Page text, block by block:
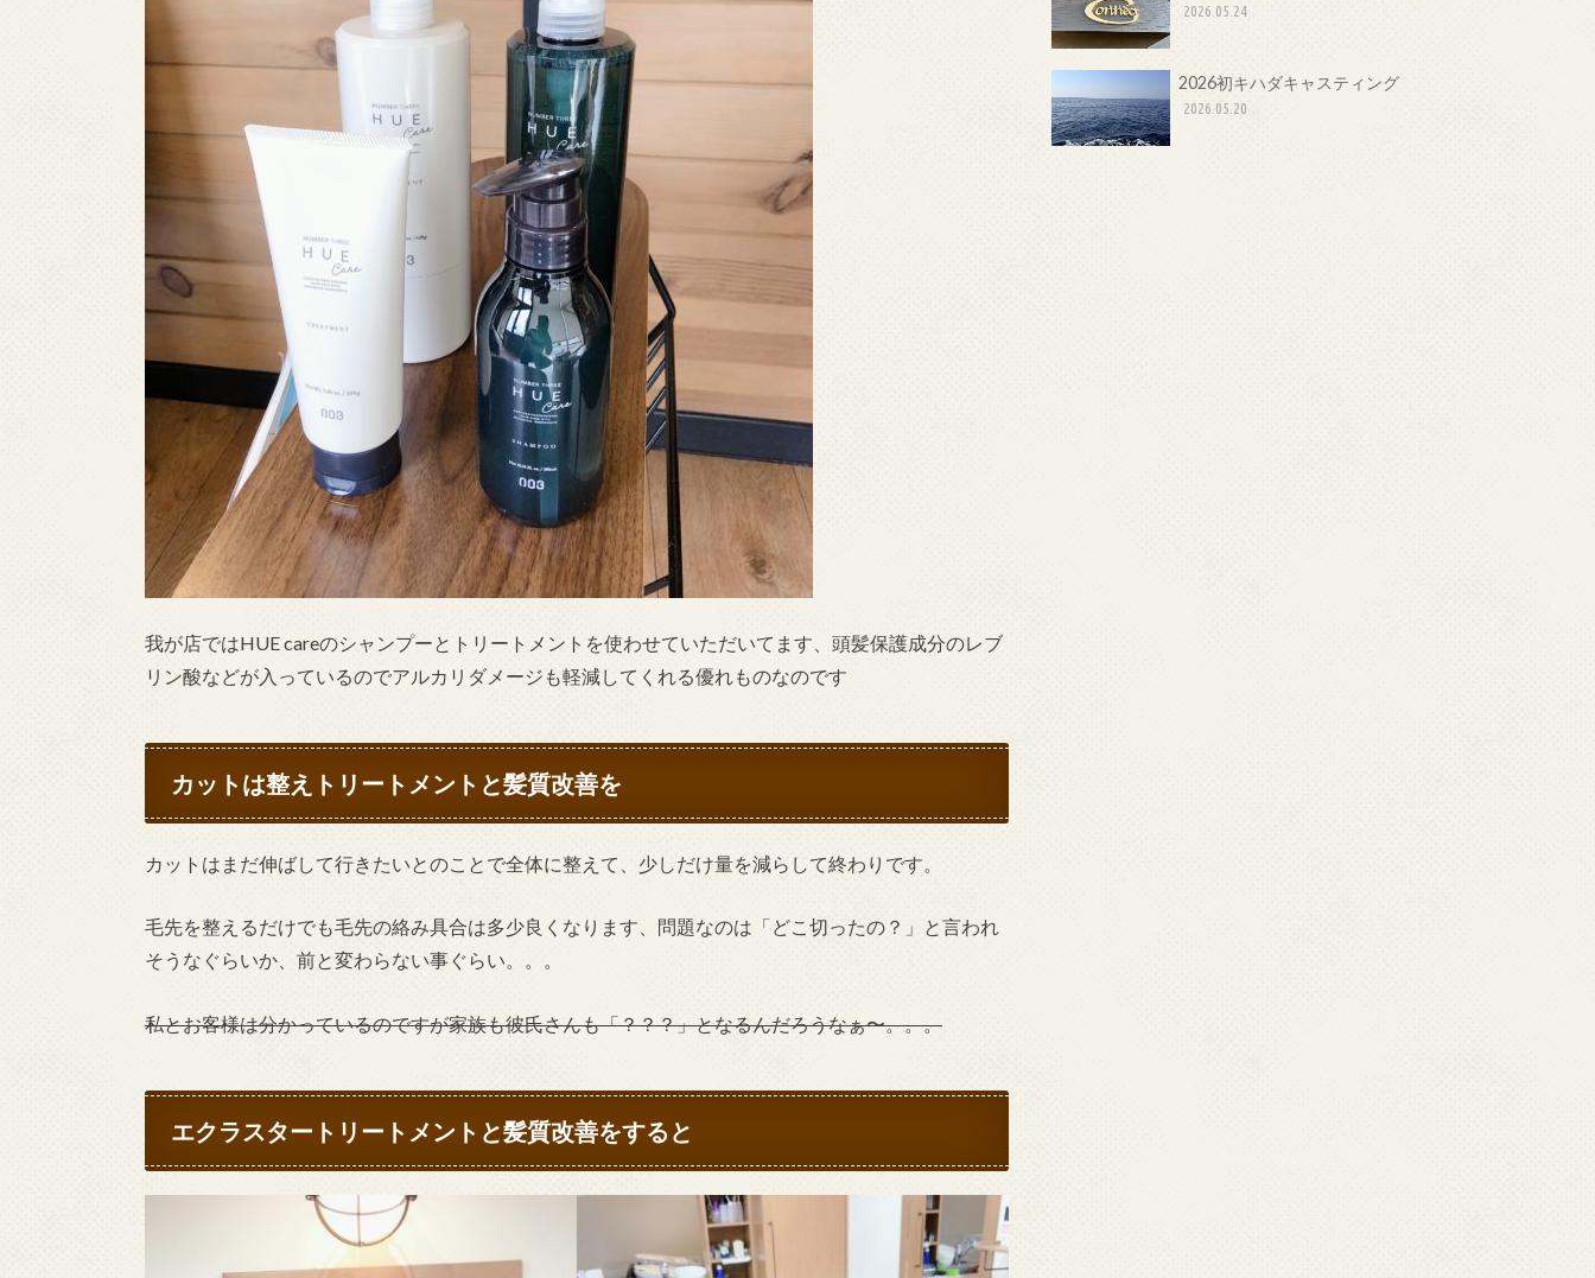
我が店ではHUE careのシャンプーとトリートメントを使わせていただいてます、頭髪保護成分のレブ
リン酸などが入っているのでアルカリダメージも軽減してくれる優れものなのです
カットは整えトリートメントと髪質改善を
カットはまだ伸ばして行きたいとのことで全体に整えて、少しだけ量を減らして終わりです。
毛先を整えるだけでも毛先の絡み具合は多少良くなります、問題なのは「どこ切ったの？」と言われ
そうなぐらいか、前と変わらない事ぐらい。。。
私とお客様は分かっているのですが家族も彼氏さんも「？？？」となるんだろうなぁ〜。。。
エクラスタートリートメントと髪質改善をすると
2026.05.24
2026初キハダキャスティング
2026.05.20